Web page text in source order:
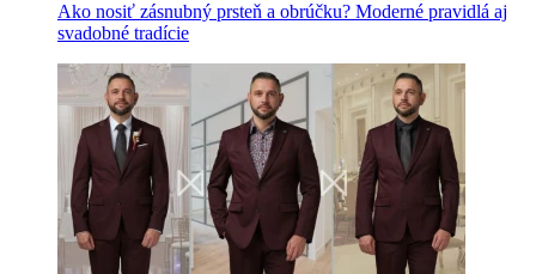
Ako nosiť zásnubný prsteň a obrúčku? Moderné pravidlá aj
svadobné tradície